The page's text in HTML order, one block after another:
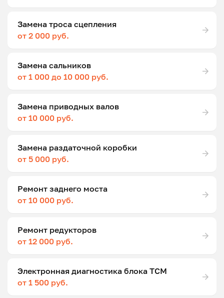
Замена троса сцепления
от 2 000 руб.
Замена сальников
от 1 000 до 10 000 руб.
Замена приводных валов
от 10 000 руб.
Замена раздаточной коробки
от 5 000 руб.
Ремонт заднего моста
от 10 000 руб.
Ремонт редукторов
от 12 000 руб.
Электронная диагностика блока ТСМ
от 1 500 руб.